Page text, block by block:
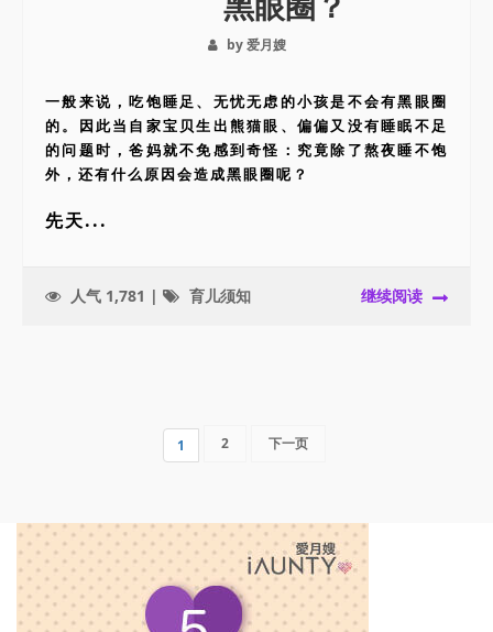
by 爱月嫂
一般来说，吃饱睡足、无忧无虑的小孩是不会有黑眼圈
的。因此当自家宝贝生出熊猫眼、偏偏又没有睡眠不足
的问题时，爸妈就不免感到奇怪：究竟除了熬夜睡不饱
外，还有什么原因会造成黑眼圈呢？
先天...
人气 1,781 | 育儿须知 继续阅读
1 2 下一页